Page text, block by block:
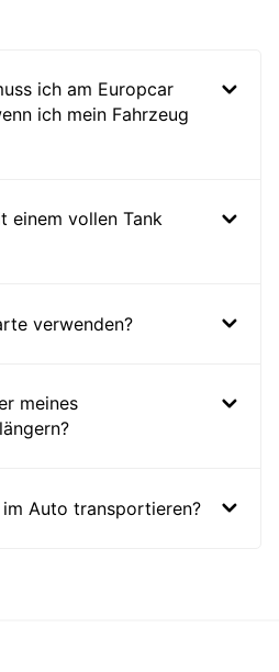
ich am Europcar
ich mein Fahrzeug
einem vollen Tank
verwenden?
meines
Auto transportieren?